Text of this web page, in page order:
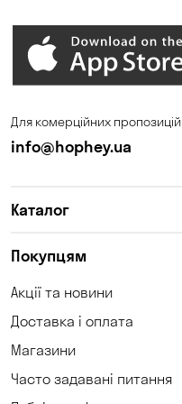
Для комерційних пропозицій
info@hophey.ua
Каталог
Покупцям
Акції та новини
Доставка і оплата
Магазини
Часто задавані питання